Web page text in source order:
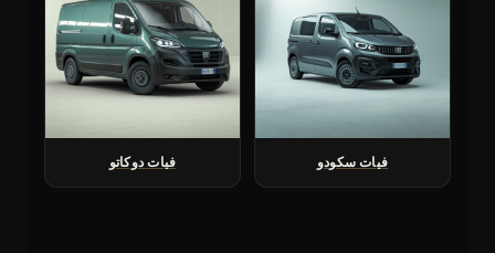
فيات سكودو فيات دوكاتو